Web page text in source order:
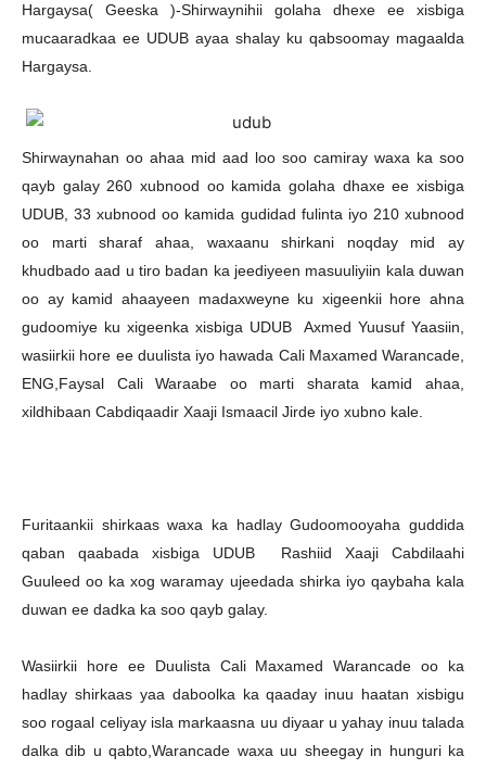
Hargaysa( Geeska )-Shirwaynihii golaha dhexe ee xisbiga
mucaaradkaa ee UDUB ayaa shalay ku qabsoomay magaalda
Hargaysa.
Shirwaynahan oo ahaa mid aad loo soo camiray waxa ka soo
qayb galay 260 xubnood oo kamida golaha dhaxe ee xisbiga
UDUB, 33 xubnood oo kamida gudidad fulinta iyo 210 xubnood
oo marti sharaf ahaa, waxaanu shirkani noqday mid ay
khudbado aad u tiro badan ka jeediyeen masuuliyiin kala duwan
oo ay kamid ahaayeen madaxweyne ku xigeenkii hore ahna
gudoomiye ku xigeenka xisbiga UDUB Axmed Yuusuf Yaasiin,
wasiirkii hore ee duulista iyo hawada Cali Maxamed Warancade,
ENG,Faysal Cali Waraabe oo marti sharata kamid ahaa,
xildhibaan Cabdiqaadir Xaaji Ismaacil Jirde iyo xubno kale.
Furitaankii shirkaas waxa ka hadlay Gudoomooyaha guddida
qaban qaabada xisbiga UDUB Rashiid Xaaji Cabdilaahi
Guuleed oo ka xog waramay ujeedada shirka iyo qaybaha kala
duwan ee dadka ka soo qayb galay.
Wasiirkii hore ee Duulista Cali Maxamed Warancade oo ka
hadlay shirkaas yaa daboolka ka qaaday inuu haatan xisbigu
soo rogaal celiyay isla markaasna uu diyaar u yahay inuu talada
dalka dib u qabto,Warancade waxa uu sheegay in hunguri ka